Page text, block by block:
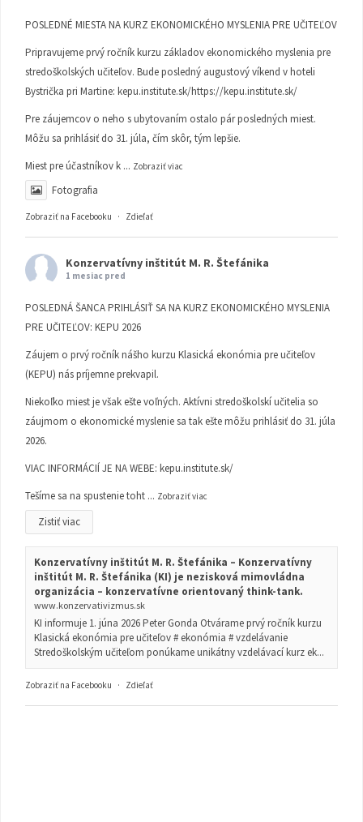
POSLEDNÉ MIESTA NA KURZ EKONOMICKÉHO MYSLENIA PRE UČITEĽOV
Pripravujeme prvý ročník kurzu základov ekonomického myslenia pre
stredoškolských učiteľov. Bude posledný augustový víkend v hoteli
Bystrička pri Martine: kepu.institute.sk/https://kepu.institute.sk/
Pre záujemcov o neho s ubytovaním ostalo pár posledných miest.
Môžu sa prihlásiť do 31. júla, čím skôr, tým lepšie.
Miest pre účastníkov k ... Zobraziť viac
Fotografia
Zobraziť na Facebooku · Zdieľať
Konzervatívny inštitút M. R. Štefánika
1 mesiac pred
POSLEDNÁ ŠANCA PRIHLÁSIŤ SA NA KURZ EKONOMICKÉHO MYSLENIA
PRE UČITEĽOV: KEPU 2026
Záujem o prvý ročník nášho kurzu Klasická ekonómia pre učiteľov
(KEPU) nás príjemne prekvapil.
Niekoľko miest je však ešte voľných. Aktívni stredoškolskí učitelia so
záujmom o ekonomické myslenie sa tak ešte môžu prihlásiť do 31. júla
2026.
VIAC INFORMÁCIÍ JE NA WEBE: kepu.institute.sk/
Tešíme sa na spustenie toht ... Zobraziť viac
Zistiť viac
Konzervatívny inštitút M. R. Štefánika – Konzervatívny
inštitút M. R. Štefánika (KI) je nezisková mimovládna
organizácia – konzervatívne orientovaný think-tank.
www.konzervativizmus.sk
KI informuje 1. júna 2026 Peter Gonda Otvárame prvý ročník kurzu
Klasická ekonómia pre učiteľov # ekonómia # vzdelávanie
Stredoškolským učiteľom ponúkame unikátny vzdelávací kurz ek...
Zobraziť na Facebooku · Zdieľať